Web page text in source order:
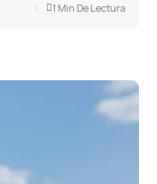
1 Min De Lectura